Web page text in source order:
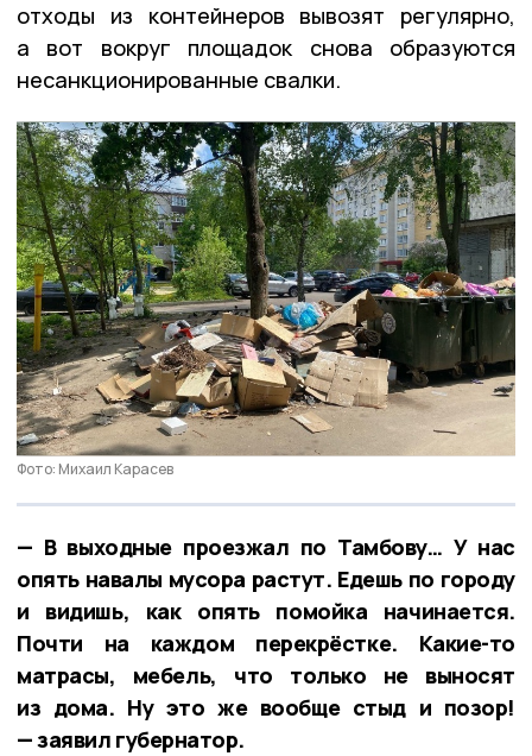
отходы из контейнеров вывозят регулярно,
а вот вокруг площадок снова образуются
несанкционированные свалки.
Фото: Михаил Карасев
— В выходные проезжал по Тамбову… У нас
опять навалы мусора растут. Едешь по городу
и видишь, как опять помойка начинается.
Почти на каждом перекрёстке. Какие-то
матрасы, мебель, что только не выносят
из дома. Ну это же вообще стыд и позор!
— заявил губернатор.